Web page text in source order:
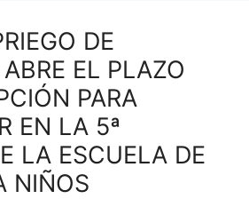
DE
EL PLAZO
PARA
EN LA 5ª
LA ESCUELA DE
NIÑOS